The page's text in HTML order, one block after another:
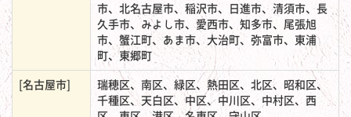
市、北名古屋市、稲沢市、日進市、清須市、長
久手市、みよし市、愛西市、知多市、尾張旭
市、蟹江町、あま市、大治町、弥富市、東浦
町、東郷町
[名古屋市]
瑞穂区、南区、緑区、熱田区、北区、昭和区、
千種区、天白区、中区、中川区、中村区、西